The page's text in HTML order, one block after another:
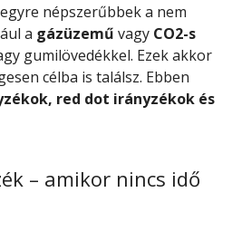
népszerűbbek a nem
a gázüzemű vagy CO2-s
gumilövedékkel. Ezek akkor
célba is találsz. Ebben
red dot irányzékok és
– amikor nincs idő